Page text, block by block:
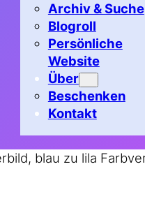
Archiv & Suche
Blogroll
Persönliche
Website
Über
Beschenken
Kontakt